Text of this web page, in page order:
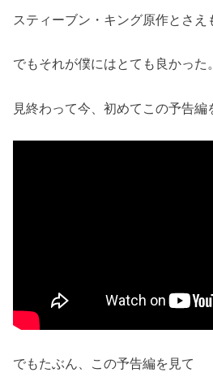
スティーブン・キング原作とさえ
でもそれが僕にはとても良かった。
見終わって今、初めてこの予告編
でもたぶん、この予告編を見て